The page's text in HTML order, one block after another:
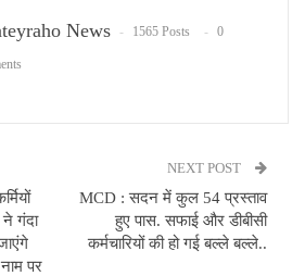
News 1565 Posts 0
ने गंदा
पर
NEXT POST
MCD : सदन में कुल 54 प्रस्ताव
हुए पास. सफाई और डीबीसी
कर्मचारियों की हो गई बल्ले बल्ले..